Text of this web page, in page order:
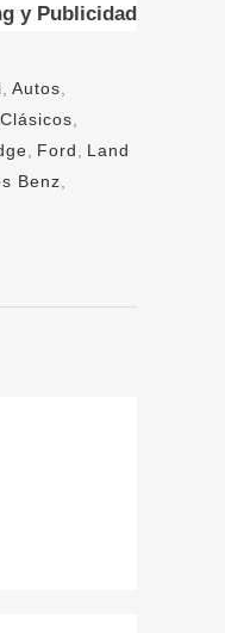
y Publicidad
Autos
Clásicos
Ford
Land
Benz